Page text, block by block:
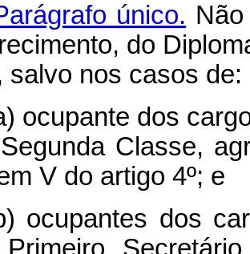
único.
do
salvo nos casos de:
ocupante dos
Classe,
V do artigo 4º; e
ocupantes dos